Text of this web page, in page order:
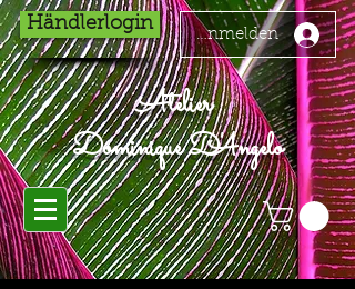
Händlerlogin
Anmelden
Atelier
Dominique D'Angelo